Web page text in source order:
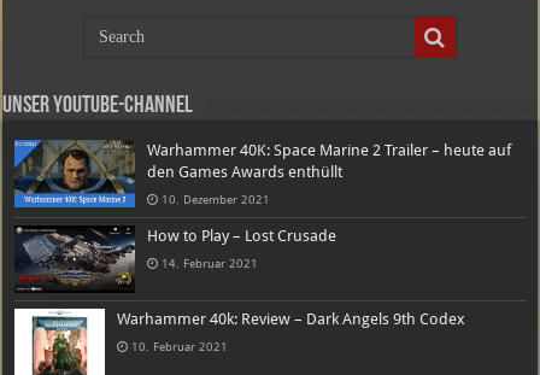
Unser Youtube-Channel
Warhammer 40K: Space Marine 2 Trailer – heute auf
den Games Awards enthüllt
10. Dezember 2021
How to Play – Lost Crusade
14. Februar 2021
Warhammer 40k: Review – Dark Angels 9th Codex
10. Februar 2021